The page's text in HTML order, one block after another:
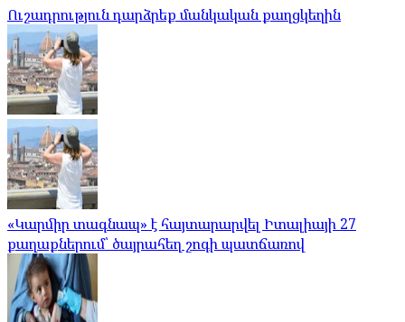
Ուշադրություն դարձրեք մանկական քաղցկեղին
«Կարմիր տագնապ» է հայտարարվել Իտալիայի 27
քաղաքներում՝ ծայրահեղ շոգի պատճառով